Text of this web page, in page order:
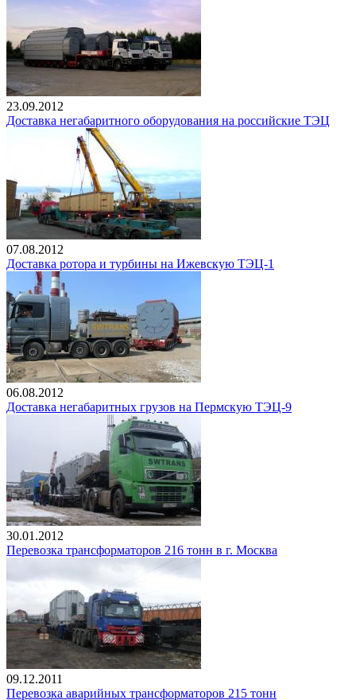
23.09.2012
Доставка негабаритного оборудования на российские ТЭЦ
07.08.2012
Доставка ротора и турбины на Ижевскую ТЭЦ-1
06.08.2012
Доставка негабаритных грузов на Пермскую ТЭЦ-9
30.01.2012
Перевозка трансформаторов 216 тонн в г. Москва
09.12.2011
Перевозка аварийных трансформаторов 215 тонн